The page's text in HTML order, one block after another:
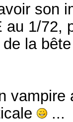
son
au 1/72,
de la
...